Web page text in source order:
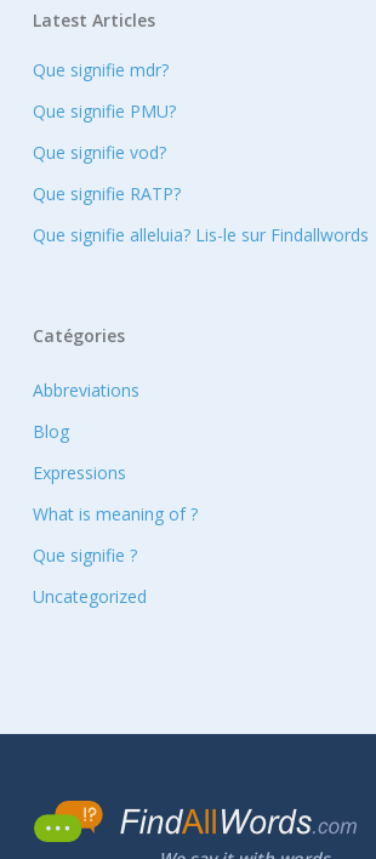
Latest Articles
Que signifie mdr?
Que signifie PMU?
Que signifie vod?
Que signifie RATP?
Que signifie alleluia? Lis-le sur Findallwords
Catégories
Abbreviations
Blog
Expressions
What is meaning of ?
Que signifie ?
Uncategorized